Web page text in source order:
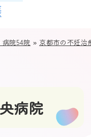
院54院 » 京都市の不妊治
病院